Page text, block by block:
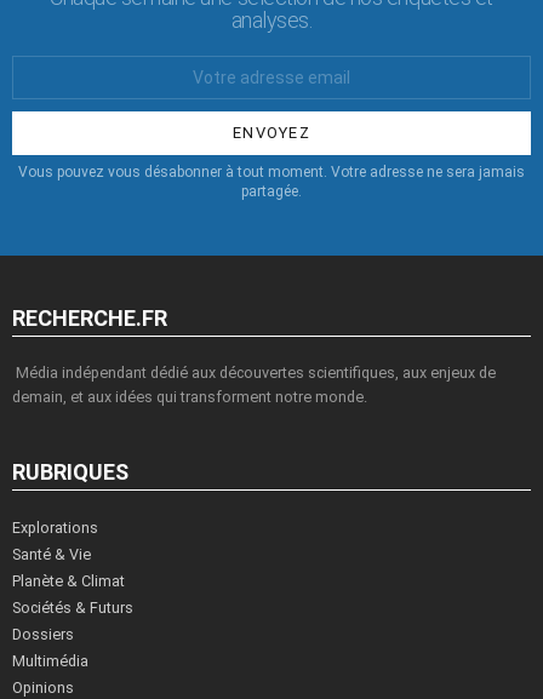
analyses.
:
Vous pouvez vous désabonner à tout moment. Votre adresse ne sera jamais
partagée.
RECHERCHE.FR
Média indépendant dédié aux découvertes scientifiques, aux enjeux de
demain, et aux idées qui transforment notre monde.
RUBRIQUES
Explorations
Santé & Vie
Planète & Climat
Sociétés & Futurs
Dossiers
Multimédia
Opinions